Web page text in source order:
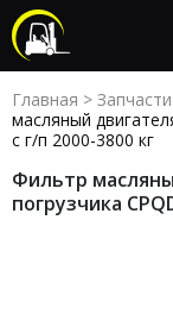
Главная >
масляный
с г/п 2000-3800 кг
Фильтр
погрузчика